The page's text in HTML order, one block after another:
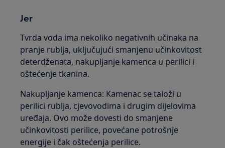
Jer
Tvrda voda ima nekoliko negativnih učinaka na
pranje rublja, uključujući smanjenu učinkovitost
deterdženata, nakupljanje kamenca u perilici i
oštećenje tkanina.
Nakupljanje kamenca: Kamenac se taloži u
perilici rublja, cjevovodima i drugim dijelovima
uređaja. Ovo može dovesti do smanjene
učinkovitosti perilice, povećane potrošnje
energije i čak oštećenja perilice.